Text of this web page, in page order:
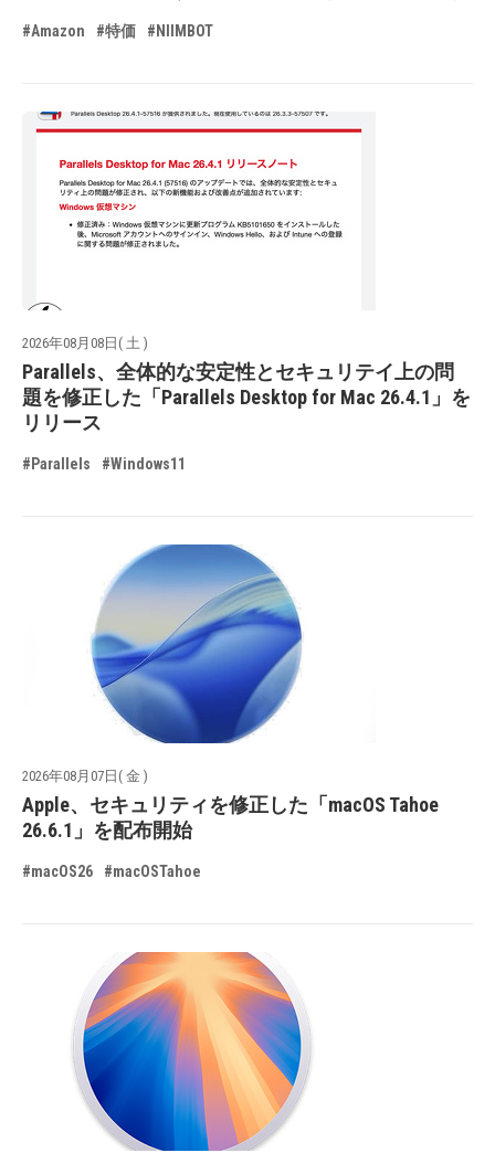
#Amazon #特価 #NIIMBOT
2026年08月08日( 土 )
Parallels、全体的な安定性とセキュリテイ上の問
題を修正した「Parallels Desktop for Mac 26.4.1」を
リリース
#Parallels #Windows11
2026年08月07日( 金 )
Apple、セキュリティを修正した「macOS Tahoe
26.6.1」を配布開始
#macOS26 #macOSTahoe